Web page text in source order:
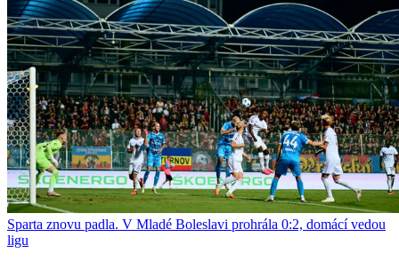
Sparta znovu padla. V Mladé Boleslavi prohrála 0:2, domácí vedou
ligu